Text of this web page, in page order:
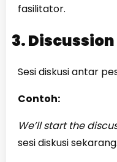
fasilitator.
3. Discussion
Sesi diskusi antar
Contoh:
We’ll start the
sesi diskusi sekarang.